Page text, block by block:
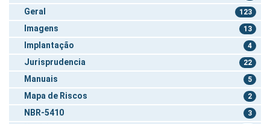
Geral 123
Imagens 13
Implantação 4
Jurisprudencia 22
Manuais 5
Mapa de Riscos 2
NBR-5410 3